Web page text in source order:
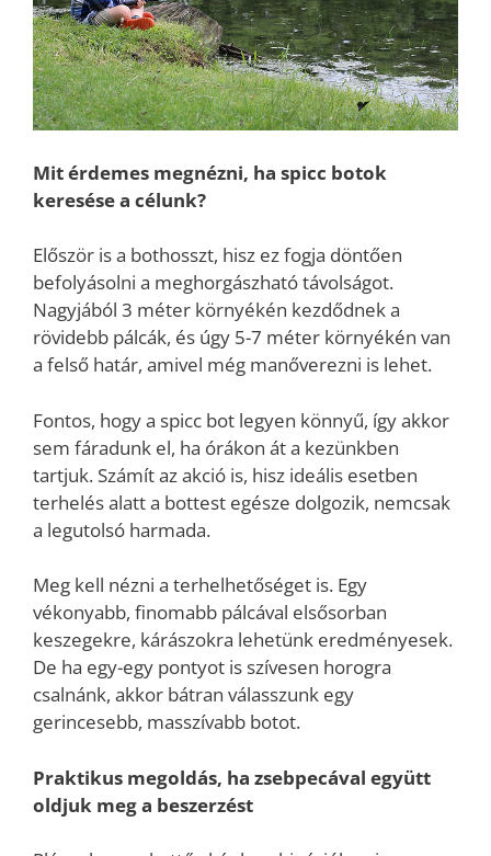
Mit érdemes megnézni, ha spicc botok
keresése a célunk?
Először is a bothosszt, hisz ez fogja döntően
befolyásolni a meghorgászható távolságot.
Nagyjából 3 méter környékén kezdődnek a
rövidebb pálcák, és úgy 5-7 méter környékén van
a felső határ, amivel még manőverezni is lehet.
Fontos, hogy a spicc bot legyen könnyű, így akkor
sem fáradunk el, ha órákon át a kezünkben
tartjuk. Számít az akció is, hisz ideális esetben
terhelés alatt a bottest egésze dolgozik, nemcsak
a legutolsó harmada.
Meg kell nézni a terhelhetőséget is. Egy
vékonyabb, finomabb pálcával elsősorban
keszegekre, kárászokra lehetünk eredményesek.
De ha egy-egy pontyot is szívesen horogra
csalnánk, akkor bátran válasszunk egy
gerincesebb, masszívabb botot.
Praktikus megoldás, ha zsebpecával együtt
oldjuk meg a beszerzést